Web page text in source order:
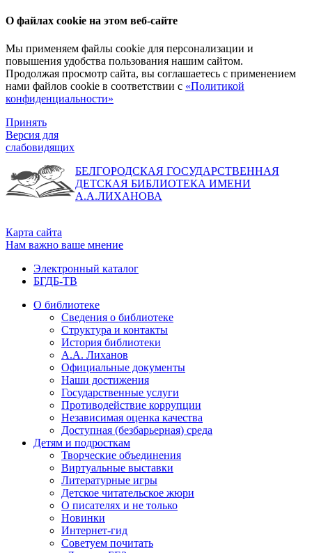
О файлах cookie на этом веб-сайте
Мы применяем файлы cookie для персонализации и
повышения удобства пользования нашим сайтом.
Продолжая просмотр сайта, вы соглашаетесь с применением
нами файлов cookie в соответствии с «Политикой
конфиденциальности»
Принять
Версия для
слабовидящих
БЕЛГОРОДСКАЯ ГОСУДАРСТВЕННАЯ
ДЕТСКАЯ БИБЛИОТЕКА ИМЕНИ
А.А.ЛИХАНОВА
Карта сайта
Нам важно ваше мнение
Электронный каталог
БГДБ-ТВ
О библиотеке
Сведения о библиотеке
Структура и контакты
История библиотеки
А.А. Лиханов
Официальные документы
Наши достижения
Государственные услуги
Противодействие коррупции
Независимая оценка качества
Доступная (безбарьерная) среда
Детям и подросткам
Творческие объединения
Виртуальные выставки
Литературные игры
Детское читательское жюри
О писателях и не только
Новинки
Интернет-гид
Советуем почитать